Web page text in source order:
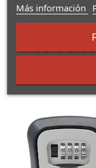
16
Misma
Más información